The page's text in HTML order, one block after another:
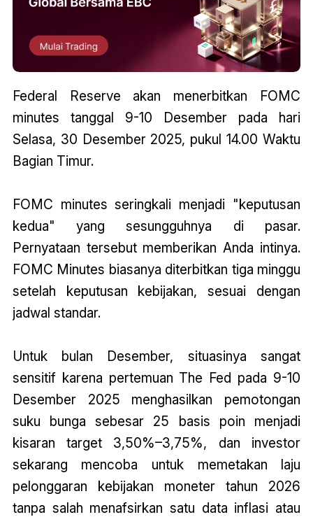
Federal Reserve akan menerbitkan FOMC
minutes tanggal 9-10 Desember pada hari
Selasa, 30 Desember 2025, pukul 14.00 Waktu
Bagian Timur.
FOMC minutes seringkali menjadi "keputusan
kedua" yang sesungguhnya di pasar.
Pernyataan tersebut memberikan Anda intinya.
FOMC Minutes biasanya diterbitkan tiga minggu
setelah keputusan kebijakan, sesuai dengan
jadwal standar.
Untuk bulan Desember, situasinya sangat
sensitif karena pertemuan The Fed pada 9-10
Desember 2025 menghasilkan pemotongan
suku bunga sebesar 25 basis poin menjadi
kisaran target 3,50%–3,75%, dan investor
sekarang mencoba untuk memetakan laju
pelonggaran kebijakan moneter tahun 2026
tanpa salah menafsirkan satu data inflasi atau